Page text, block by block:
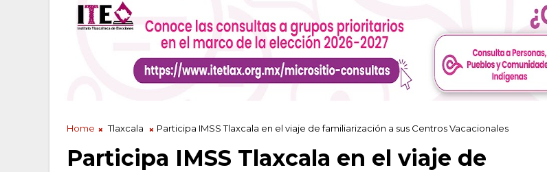
Home Tlaxcala Participa IMSS Tlaxcala en el viaje de familiarización a sus Centros Vacacionales
Participa IMSS Tlaxcala en el viaje de